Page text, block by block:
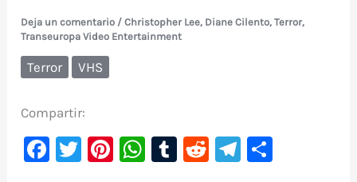
Deja un comentario /Christopher Lee, Diane Cilento,Terror,
Transeuropa Video Entertainment
Terror VHS
Compartir:
F
T
Pi W T
R
Te